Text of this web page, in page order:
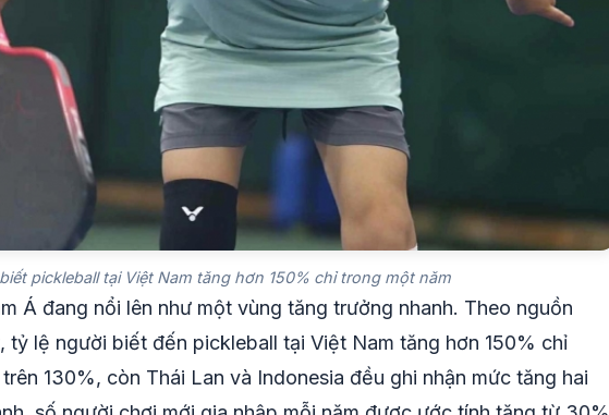
pickleball tại Việt Nam tăng hơn 150% chỉ trong một năm
Á đang nổi lên như một vùng tăng trưởng nhanh. Theo nguồn
lệ người biết đến pickleball tại Việt Nam tăng hơn 150% chỉ
130%, còn Thái Lan và Indonesia đều ghi nhận mức tăng hai